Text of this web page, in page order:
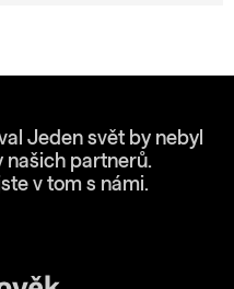
Jeden svět by nebyl
našich partnerů.
v tom s námi.